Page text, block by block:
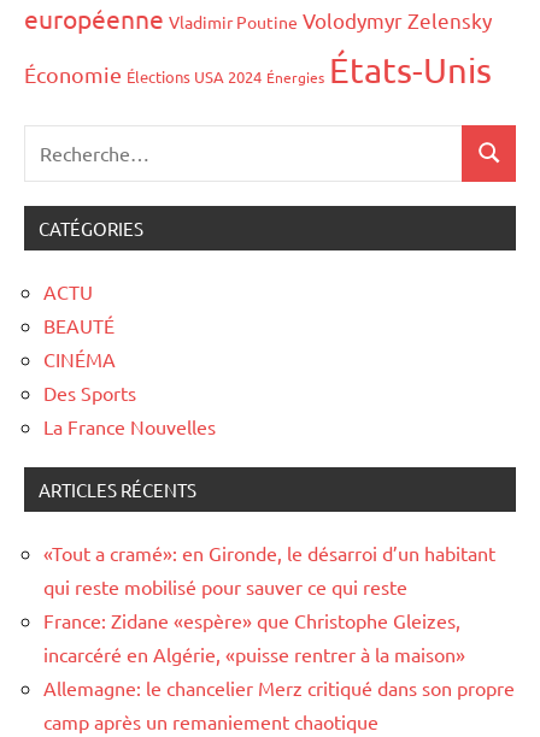
européenne Vladimir Poutine Volodymyr Zelensky
Économie Élections USA 2024 Énergies États-Unis
CATÉGORIES
ACTU
BEAUTÉ
CINÉMA
Des Sports
La France Nouvelles
ARTICLES RÉCENTS
«Tout a cramé»: en Gironde, le désarroi d’un habitant
qui reste mobilisé pour sauver ce qui reste
France: Zidane «espère» que Christophe Gleizes,
incarcéré en Algérie, «puisse rentrer à la maison»
Allemagne: le chancelier Merz critiqué dans son propre
camp après un remaniement chaotique